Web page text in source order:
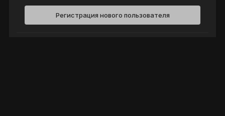
Регистрация нового пользователя